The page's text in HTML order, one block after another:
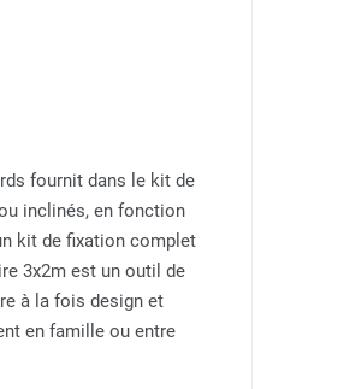
fournit dans le kit de
inclinés, en fonction
kit de fixation complet
3x2m est un outil de
à la fois design et
en famille ou entre